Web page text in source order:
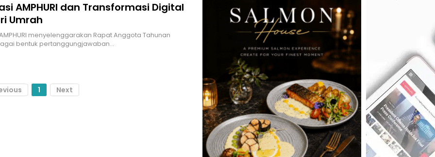
AMPHURI dan Transformasi Digital
Umrah
menyelenggarakan Rapat Anggota Tahunan
bentuk pertanggungjawaban…
1 Next